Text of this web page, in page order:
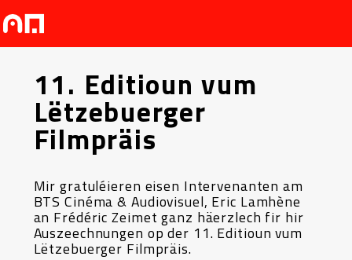
11. Editioun vum
Lëtzebuerger
Filmpräis
Mir gratuléieren eisen Intervenanten am
BTS Cinéma & Audiovisuel, Eric Lamhène
an Frédéric Zeimet ganz häerzlech fir hir
Auszeechnungen op der 11. Editioun vum
Lëtzebuerger Filmpräis.